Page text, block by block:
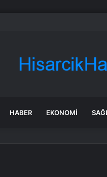
TBMM’ye sunuluyor, içinde
HABER EKONOMI